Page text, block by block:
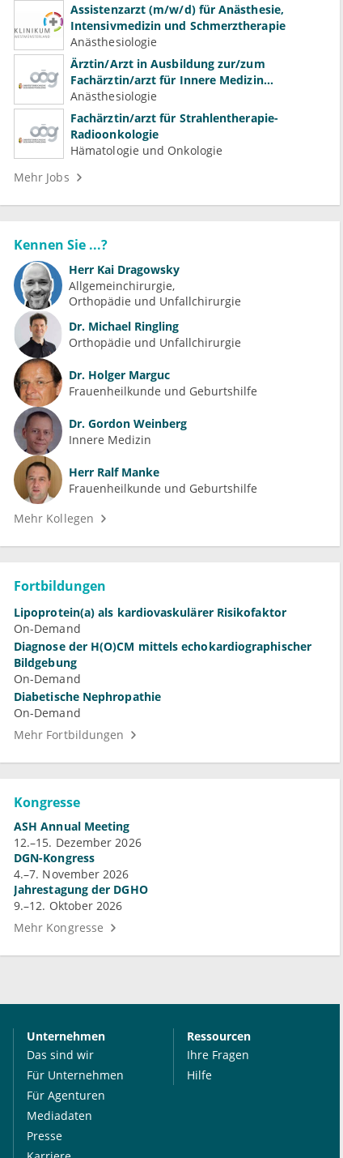
Assistenzarzt (m/w/d) für Anästhesie,
Intensivmedizin und Schmerztherapie
Anästhesiologie
Ärztin/Arzt in Ausbildung zur/zum
Fachärztin/arzt für Innere Medizin
(Kardiologie, Nephrologie, Intensivmedizin)
Anästhesiologie
Fachärztin/arzt für Strahlentherapie-
Radioonkologie
Hämatologie und Onkologie
Mehr Jobs
Kennen Sie ...?
Herr Kai Dragowsky
Allgemeinchirurgie
Orthopädie und Unfallchirurgie
Dr. Michael Ringling
Orthopädie und Unfallchirurgie
Dr. Holger Marguc
Frauenheilkunde und Geburtshilfe
Dr. Gordon Weinberg
Innere Medizin
Herr Ralf Manke
Frauenheilkunde und Geburtshilfe
Mehr Kollegen
Fortbildungen
Lipoprotein(a) als kardiovaskulärer Risikofaktor
On-Demand
Diagnose der H(O)CM mittels echokardiographischer
Bildgebung
On-Demand
Diabetische Nephropathie
On-Demand
Mehr Fortbildungen
Kongresse
ASH Annual Meeting
12.–15. Dezember 2026
DGN-Kongress
4.–7. November 2026
Jahrestagung der DGHO
9.–12. Oktober 2026
Mehr Kongresse
Unternehmen
Das sind wir
Für Unternehmen
Für Agenturen
Mediadaten
Presse
Ressourcen
Ihre Fragen
Hilfe